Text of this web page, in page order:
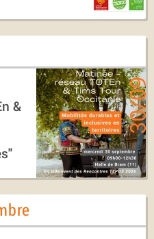
&